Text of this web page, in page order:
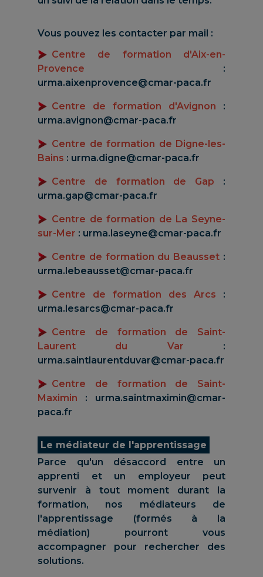
Vous pouvez les contacter par mail :
Centre de formation d'Aix-en-
Provence :
urma.aixenprovence@cmar-paca.fr
Centre de formation d'Avignon :
urma.avignon@cmar-paca.fr
Centre de formation de Digne-les-
Bains : urma.digne@cmar-paca.fr
Centre de formation de Gap :
urma.gap@cmar-paca.fr
Centre de formation de La Seyne-
sur-Mer : urma.laseyne@cmar-paca.fr
Centre de formation du Beausset :
urma.lebeausset@cmar-paca.fr
Centre de formation des Arcs :
urma.lesarcs@cmar-paca.fr
Centre de formation de Saint-
Laurent du Var :
urma.saintlaurentduvar@cmar-paca.fr
Centre de formation de Saint-
Maximin : urma.saintmaximin@cmar-
paca.fr
Le médiateur de l'apprentissage
Parce qu'un désaccord entre un
apprenti et un employeur peut
survenir à tout moment durant la
formation, nos médiateurs de
l'apprentissage (formés à la
médiation) pourront vous
accompagner pour rechercher des
solutions.